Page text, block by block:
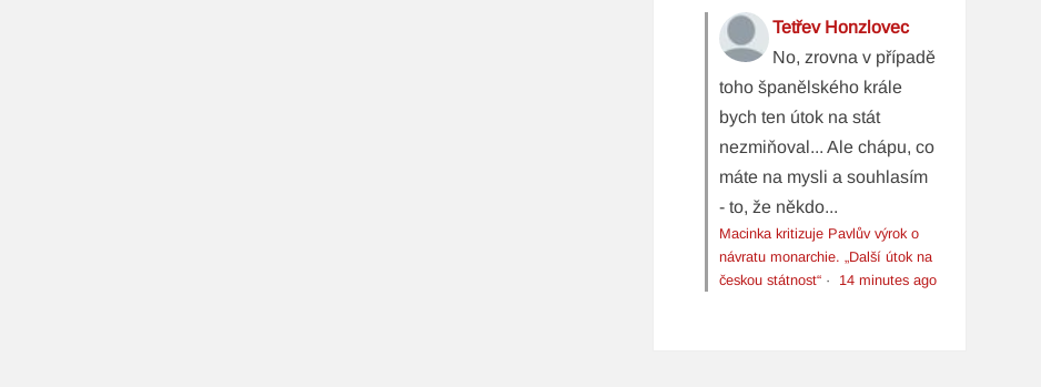
Tetřev Honzlovec
No, zrovna v případě
toho španělského krále
bych ten útok na stát
nezmiňoval... Ale chápu, co
máte na mysli a souhlasím
- to, že někdo...
Macinka kritizuje Pavlův výrok o
návratu monarchie. „Další útok na
českou státnost“ · 14 minutes ago